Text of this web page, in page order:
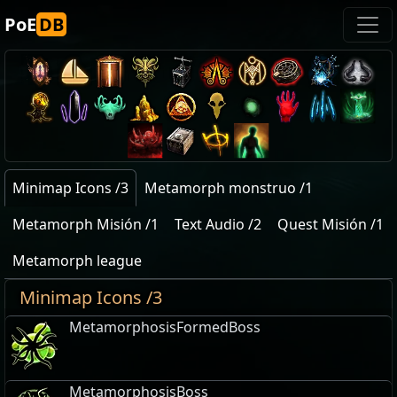
PoEDB
Minimap Icons /3
Metamorph monstruo /1
Metamorph Misión /1
Text Audio /2
Quest Misión /1
Metamorph league
Minimap Icons /3
MetamorphosisFormedBoss
MetamorphosisBoss